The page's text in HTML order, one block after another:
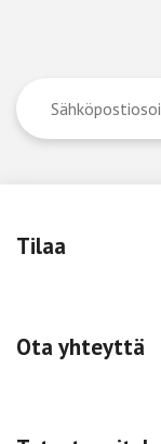
Tilaa
Ota yhteyttä